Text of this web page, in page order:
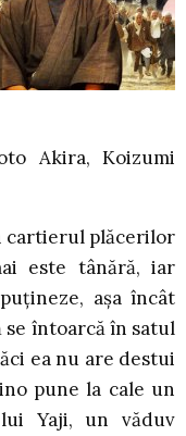
Akira, Koizumi
cartierul plăcerilor
este tânără, iar
aşa încât
se întoarcă în satul
ea nu are destui
pune la cale un
Yaji, un văduv